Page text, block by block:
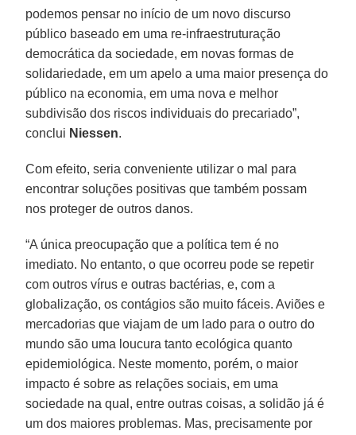
podemos pensar no início de um novo discurso
público baseado em uma re-infraestruturação
democrática da sociedade, em novas formas de
solidariedade, em um apelo a uma maior presença do
público na economia, em uma nova e melhor
subdivisão dos riscos individuais do precariado”,
conclui Niessen.
Com efeito, seria conveniente utilizar o mal para
encontrar soluções positivas que também possam
nos proteger de outros danos.
“A única preocupação que a política tem é no
imediato. No entanto, o que ocorreu pode se repetir
com outros vírus e outras bactérias, e, com a
globalização, os contágios são muito fáceis. Aviões e
mercadorias que viajam de um lado para o outro do
mundo são uma loucura tanto ecológica quanto
epidemiológica. Neste momento, porém, o maior
impacto é sobre as relações sociais, em uma
sociedade na qual, entre outras coisas, a solidão já é
um dos maiores problemas. Mas, precisamente por